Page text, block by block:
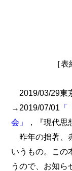
［
2019/03/29東
→2019/07/01
会」
，『現代
昨年の拙著、
いうもの。この
うので、お知ら